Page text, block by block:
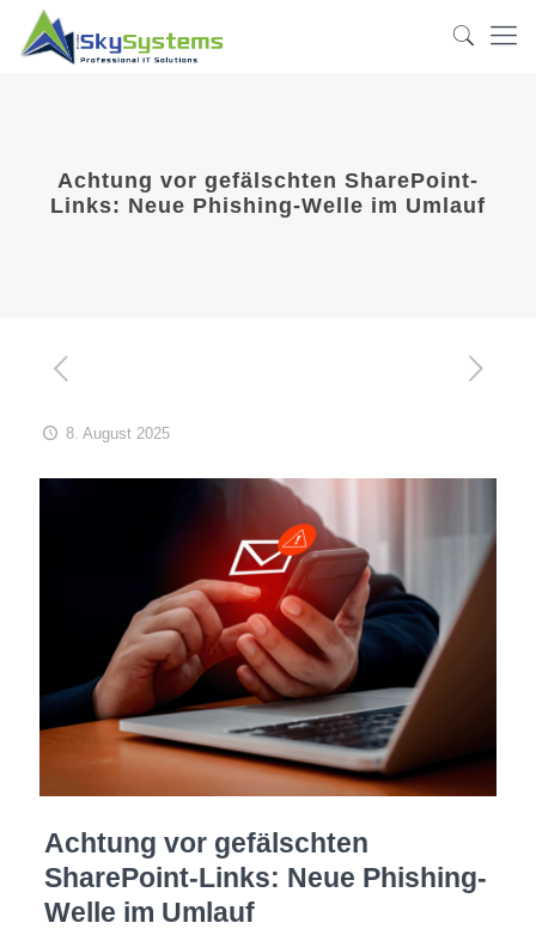
Achtung vor gefälschten SharePoint-
Links: Neue Phishing-Welle im Umlauf
8. August 2025
Achtung vor gefälschten
SharePoint-Links: Neue Phishing-
Welle im Umlauf